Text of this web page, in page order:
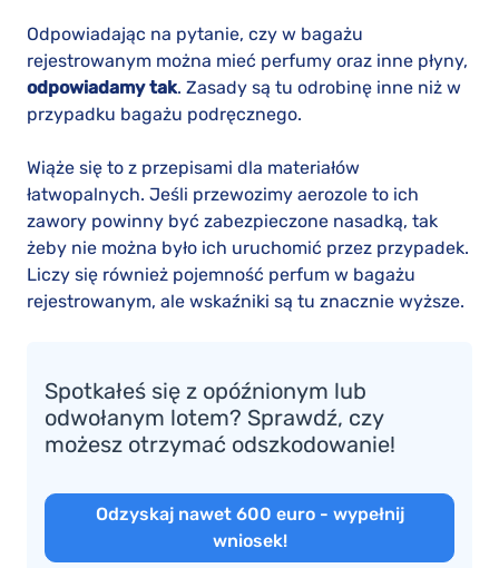
Odpowiadając na pytanie, czy w bagażu
rejestrowanym można mieć perfumy oraz inne płyny,
odpowiadamy tak. Zasady są tu odrobinę inne niż w
przypadku bagażu podręcznego.
Wiąże się to z przepisami dla materiałów
łatwopalnych. Jeśli przewozimy aerozole to ich
zawory powinny być zabezpieczone nasadką, tak
żeby nie można było ich uruchomić przez przypadek.
Liczy się również pojemność perfum w bagażu
rejestrowanym, ale wskaźniki są tu znacznie wyższe.
Spotkałeś się z opóźnionym lub
odwołanym lotem? Sprawdź, czy
możesz otrzymać odszkodowanie!
Odzyskaj nawet 600 euro - wypełnij
wniosek!